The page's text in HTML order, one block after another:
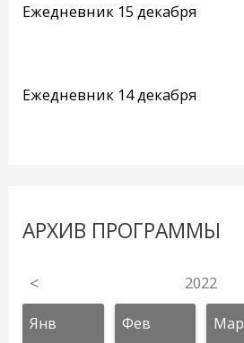
Ежедневник 15 декабря
Ежедневник 14 декабря
АРХИВ ПРОГРАММЫ
< 2022
Янв Фев Мар